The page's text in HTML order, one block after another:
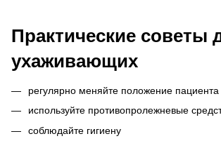
Практические советы
ухаживающих
регулярно меняйте положение пациента
используйте противопролежневые
соблюдайте гигиену